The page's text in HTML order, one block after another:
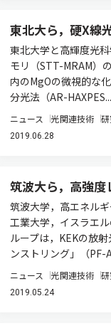
東北大ら，硬X線
東北大学と高輝度光
モリ（STT-MRAM）
内のMgOの微視的な
分光法（AR-HAXPES...
ニュース 光関連技術
2019.06.28
筑波大ら，高強
筑波大学，高エネル
工業大学，イスラエ
ループは，KEKの放
ンストリング」（PF-
ニュース 光関連技術
2019.05.24